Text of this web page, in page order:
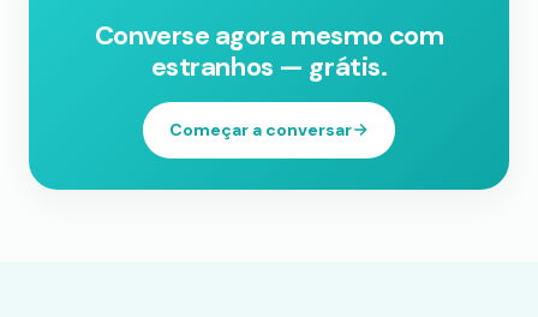
Converse agora mesmo com
estranhos — grátis.
Começar a conversar